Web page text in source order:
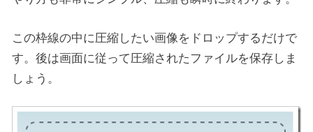
この枠線の中に圧縮したい画像をドロップするだけで
す。後は画面に従って圧縮されたファイルを保存しま
しょう。